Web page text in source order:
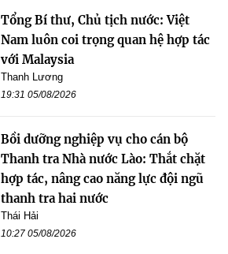
Tổng Bí thư, Chủ tịch nước: Việt
Nam luôn coi trọng quan hệ hợp tác
với Malaysia
Thanh Lương
19:31 05/08/2026
Bồi dưỡng nghiệp vụ cho cán bộ
Thanh tra Nhà nước Lào: Thắt chặt
hợp tác, nâng cao năng lực đội ngũ
thanh tra hai nước
Thái Hải
10:27 05/08/2026